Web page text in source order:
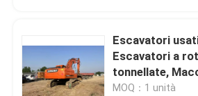
Controllo della qualità
Escavatori
Escavatori a
tonnellate,
costruzione
MOQ：1 unità